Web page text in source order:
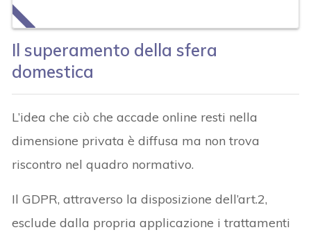
Il superamento della sfera
domestica
L’idea che ciò che accade online resti nella
dimensione privata è diffusa ma non trova
riscontro nel quadro normativo.
Il GDPR, attraverso la disposizione dell’art.2,
esclude dalla propria applicazione i trattamenti